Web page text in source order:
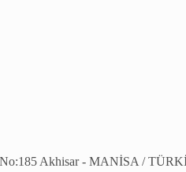
No:185 Akhisar - MANİSA /